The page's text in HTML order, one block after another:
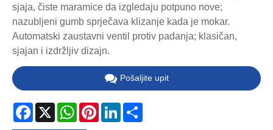
sjaja, čiste maramice da izgledaju potpuno nove;
nazubljeni gumb sprječava klizanje kada je mokar.
Automatski zaustavni ventil protiv padanja; klasičan,
sjajan i izdržljiv dizajn.
Pošaljite upit
Facebook
X WhatsApp
PinterestLinkedIn